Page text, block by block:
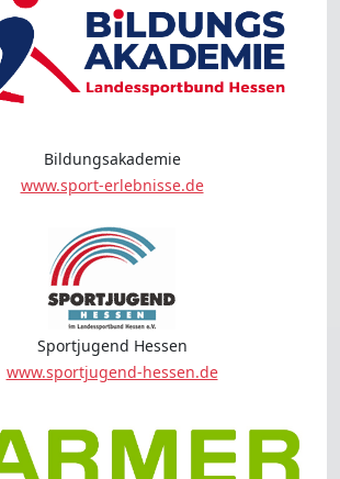
Bildungsakademie
www.sport-erlebnisse.de
Sportjugend Hessen
www.sportjugend-hessen.de